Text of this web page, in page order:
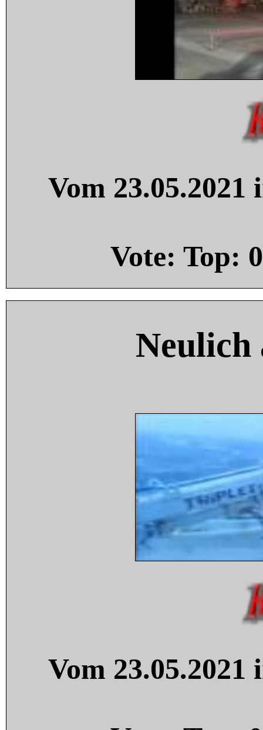
Vom
Vote: Top: 0
Neulich
Vom